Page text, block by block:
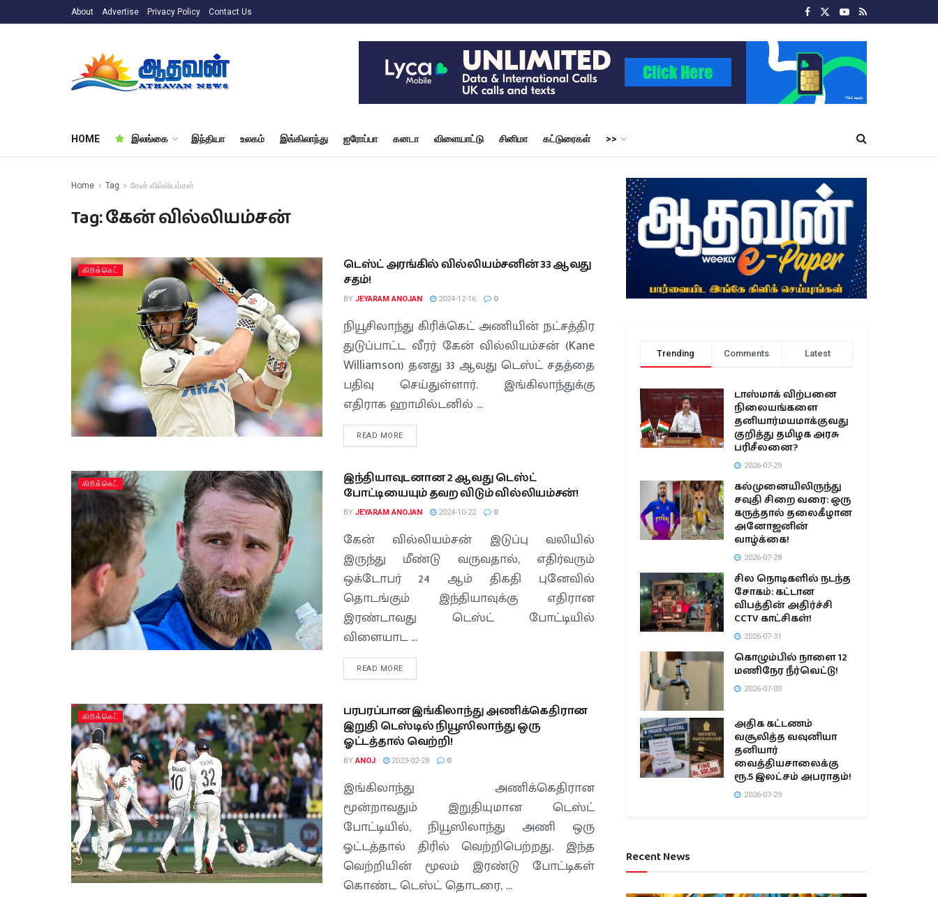
About Advertise Privacy Policy Contact Us
HOME இலங்கை இந்தியா உலகம் இங்கிலாந்து ஐரோப்பா கனடா விளையாட்டு சினிமா கட்டுரைகள் >>
Home Tag கேன் வில்லியம்சன்
Tag:கேன் வில்லியம்சன்
கிரிக்கெட்
டெஸ்ட் அரங்கில் வில்லியம்சனின் 33 ஆவது
சதம்!
BY JEYARAM ANOJAN 2024-12-16 0
நியூசிலாந்து கிரிக்கெட் அணியின் நட்சத்திர
துடுப்பாட்ட வீரர் கேன் வில்லியம்சன் (Kane
Williamson) தனது 33 ஆவது டெஸ்ட் சதத்தை
பதிவு செய்துள்ளார். இங்கிலாந்துக்கு
எதிராக ஹாமில்டனில் ...
READ MORE
கிரிக்கெட்
இந்தியாவுடனான 2 ஆவது டெஸ்ட்
போட்டியையும் தவற விடும் வில்லியம்சன்!
BY JEYARAM ANOJAN 2024-10-22 0
கேன் வில்லியம்சன் இடுப்பு வலியில்
இருந்து மீண்டு வருவதால், எதிர்வரும்
ஒக்டோபர் 24 ஆம் திகதி புனேவில்
தொடங்கும் இந்தியாவுக்கு எதிரான
இரண்டாவது டெஸ்ட் போட்டியில்
விளையாட ...
READ MORE
கிரிக்கெட்
பரபரப்பான இங்கிலாந்து அணிக்கெதிரான
இறுதி டெஸ்டில் நியூஸிலாந்து ஒரு
ஓட்டத்தால் வெற்றி!
BY ANOJ 2023-02-28 0
இங்கிலாந்து அணிக்கெதிரான
மூன்றாவதும் இறுதியுமான டெஸ்ட்
போட்டியில், நியூஸிலாந்து அணி ஒரு
ஓட்டத்தால் திரில் வெற்றிபெற்றது. இந்த
வெற்றியின் மூலம் இரண்டு போட்டிகள்
கொண்ட டெஸ்ட் தொடரை, ...
Trending Comments Latest
டாஸ்மாக் விற்பனை
நிலையங்களை
தனியார்மயமாக்குவது
குறித்து தமிழக அரசு
பரிசீலனை?
2026-07-29
கல்முனையிலிருந்து
சவுதி சிறை வரை: ஒரு
கருத்தால் தலைகீழான
அனோஜனின்
வாழ்க்கை!
2026-07-28
சில நொடிகளில் நடந்த
சோகம்: கட்டான
விபத்தின் அதிர்ச்சி
CCTV காட்சிகள்!
2026-07-31
கொழும்பில் நாளை 12
மணிநேர நீர்வெட்டு!
2026-07-03
அதிக கட்டணம்
வசூலித்த வவுனியா
தனியார்
வைத்தியசாலைக்கு
ரூ.5 இலட்சம் அபராதம்!
2026-07-29
Recent News